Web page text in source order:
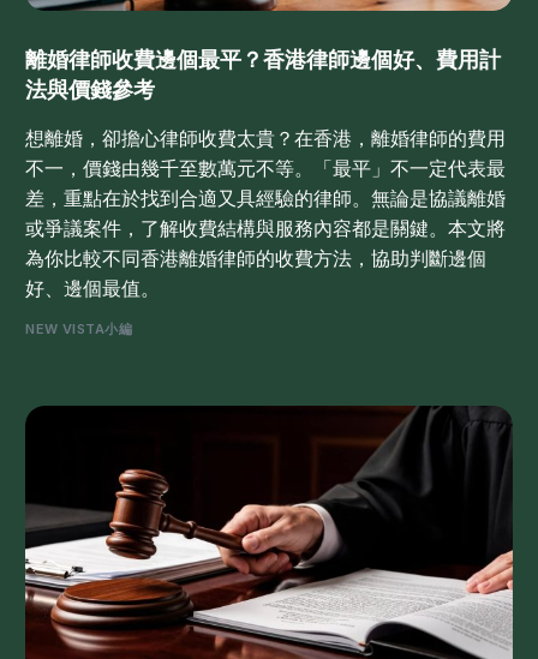
離婚律師收費邊個最平？香港律師邊個好、費用計
法與價錢參考
想離婚，卻擔心律師收費太貴？在香港，離婚律師的費用
不一，價錢由幾千至數萬元不等。「最平」不一定代表最
差，重點在於找到合適又具經驗的律師。無論是協議離婚
或爭議案件，了解收費結構與服務內容都是關鍵。本文將
為你比較不同香港離婚律師的收費方法，協助判斷邊個
好、邊個最值。
NEW VISTA小編